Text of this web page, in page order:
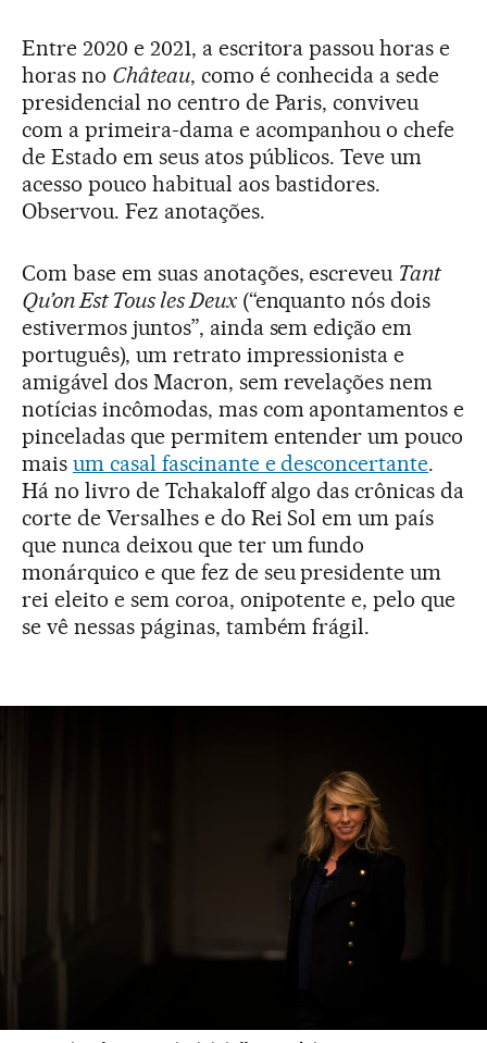
Entre 2020 e 2021, a escritora passou horas e
horas no Château, como é conhecida a sede
presidencial no centro de Paris, conviveu
com a primeira-dama e acompanhou o chefe
de Estado em seus atos públicos. Teve um
acesso pouco habitual aos bastidores.
Observou. Fez anotações.
Com base em suas anotações, escreveu Tant
Qu’on Est Tous les Deux(“enquanto nós dois
estivermos juntos”, ainda sem edição em
português), um retrato impressionista e
amigável dos Macron, sem revelações nem
notícias incômodas, mas com apontamentos e
pinceladas que permitem entender um pouco
mais um casal fascinante e desconcertante.
Há no livro de Tchakaloff algo das crônicas da
corte de Versalhes e do Rei Sol em um país
que nunca deixou que ter um fundo
monárquico e que fez de seu presidente um
rei eleito e sem coroa, onipotente e, pelo que
se vê nessas páginas, também frágil.